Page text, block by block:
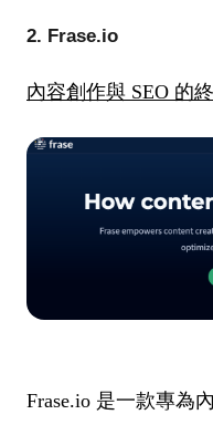
2. Frase.io
內容創作與 SEO 的
Frase.io 是一款專為